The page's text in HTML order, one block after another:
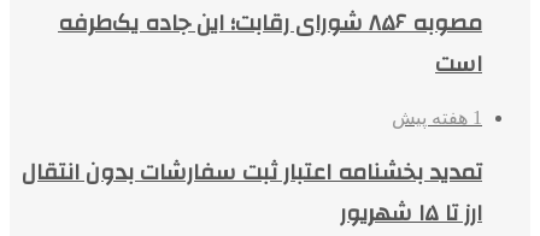
مصوبه ۸۵۶ شورای رقابت؛ این جاده یک‌طرفه
است
1 هفته پیش
تمدید بخشنامه اعتبار ثبت سفارشات بدون انتقال
ارز تا ۱۵ شهریور